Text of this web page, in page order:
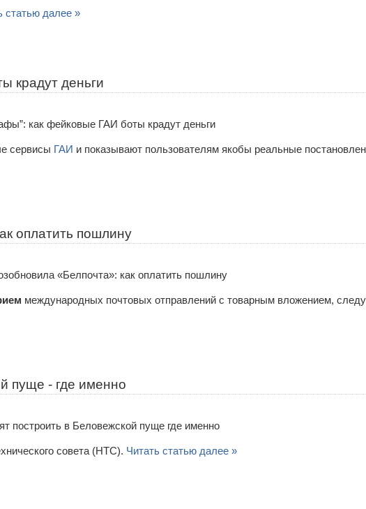
статью далее »
крадут деньги
сервисы ГАИ и показывают пользователям якобы реальные
оплатить пошлину
международных почтовых отправлений с товарным вложением,
пуще - где именно
совета (НТС). Читать статью далее »